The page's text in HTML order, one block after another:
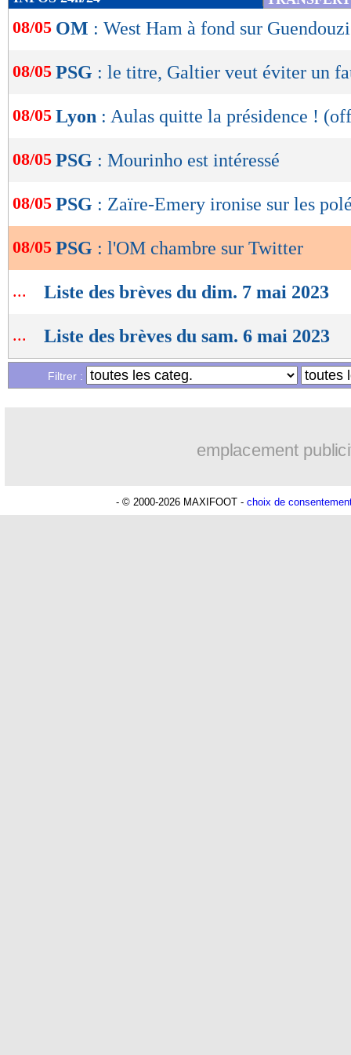
de
lecture
OK
08/05 OM : West Ham à fond sur
08/05 PSG : le titre, Galtier veut éviter un
08/05 Lyon : Aulas quitte la présidence !
08/05 PSG : Mourinho est intéressé
08/05 PSG : Zaïre-Emery ironise sur les
08/05 PSG : l'OM chambre sur Twitter
... Liste des brèves du dim. 7 mai 2023
... Liste des brèves du sam. 6 mai 2023
Filtrer :
emplacement
- © 2000-2026 MAXIFOOT - choix de